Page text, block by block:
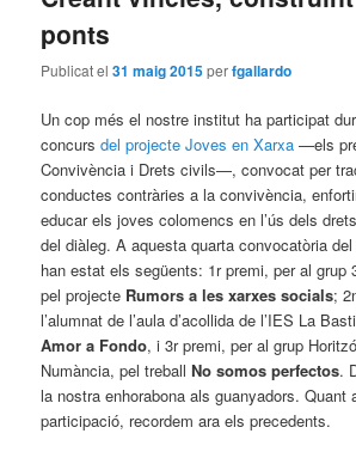
ponts
Publicat el31 maig 2015perfgallardo
Un cop més el nostre institut ha participat
concursdel projecte Joves en Xarxa —els
Convivència i Drets civils—, convocat per
conductes contràries a la convivència,
educar els joves colomencs en l’ús dels
del diàleg. A aquesta quarta convocatòria
han estat els següents: 1r premi, per al grup
pel projecte Rumors a les xarxes socials;
l’alumnat de l’aula d’acollida de l’IES La
Amor a Fondo, i 3r premi, per al grup
Numància, pel treballNo somos perfectos.
la nostra enhorabona als guanyadors. Quant
participació, recordem ara els precedents.